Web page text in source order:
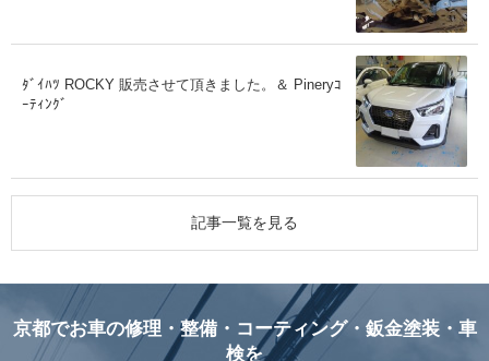
ﾀﾞｲﾊﾂ ROCKY 販売させて頂きました。＆ Pineryｺ
ｰﾃｨﾝｸﾞ
記事一覧を見る
京都でお車の修理・整備・コーティング・鈑金塗装・車
検を